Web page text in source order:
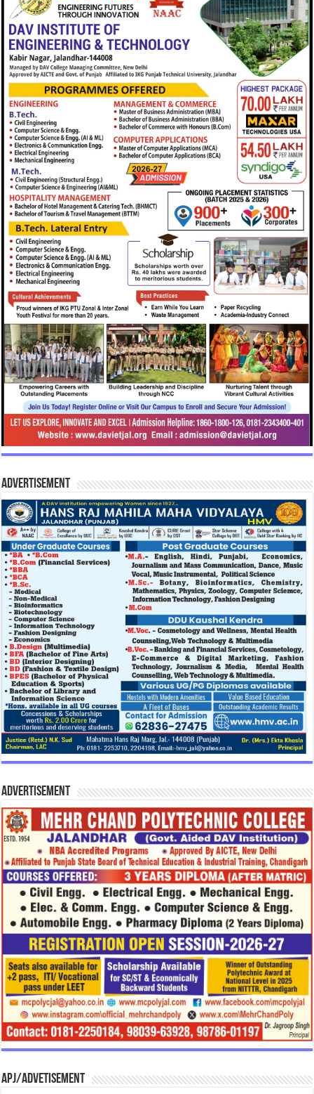
Advertisement
Advertisement
APJ/Advetisement